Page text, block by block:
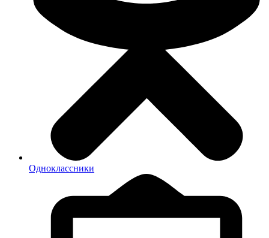
Одноклассники